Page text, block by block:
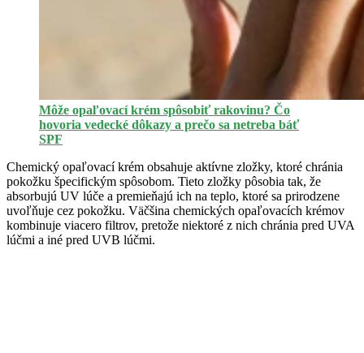
Môže opaľovací krém spôsobiť rakovinu? Čo
hovoria vedecké dôkazy a prečo sa netreba báť
SPF
Chemický opaľovací krém obsahuje aktívne zložky, ktoré chránia
pokožku špecifickým spôsobom. Tieto zložky pôsobia tak, že
absorbujú UV lúče a premieňajú ich na teplo, ktoré sa prirodzene
uvoľňuje cez pokožku. Väčšina chemických opaľovacích krémov
kombinuje viacero filtrov, pretože niektoré z nich chránia pred UVA
lúčmi a iné pred UVB lúčmi.